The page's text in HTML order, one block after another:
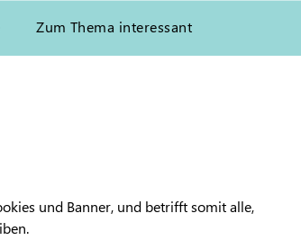
Zum Thema interessant
und Banner, und betrifft somit alle,